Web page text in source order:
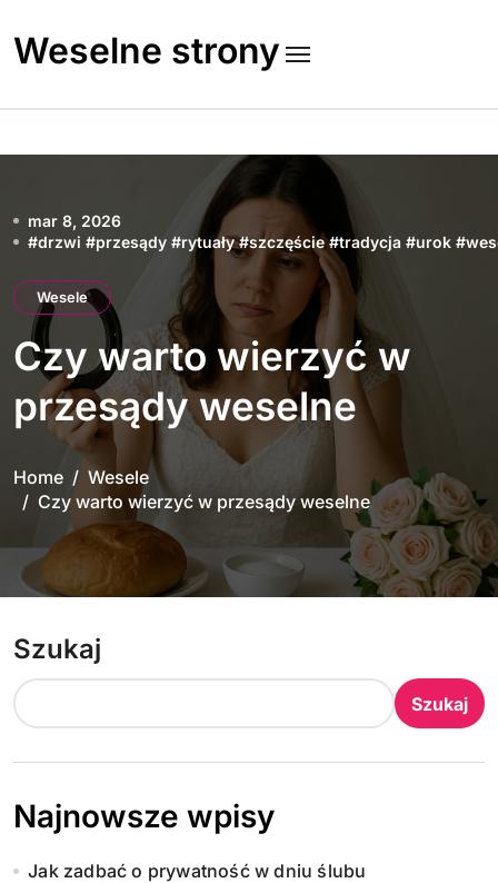
to
content
Weselne strony
mar 8, 2026
#drzwi #przesądy #rytuały #szczęście #tradycja #urok #
Wesele
Czy warto wierzyć w
przesądy weselne
Home
Wesele
Czy warto wierzyć w przesądy weselne
Szukaj
Szukaj
Najnowsze wpisy
Jak zadbać o prywatność w dniu ślubu